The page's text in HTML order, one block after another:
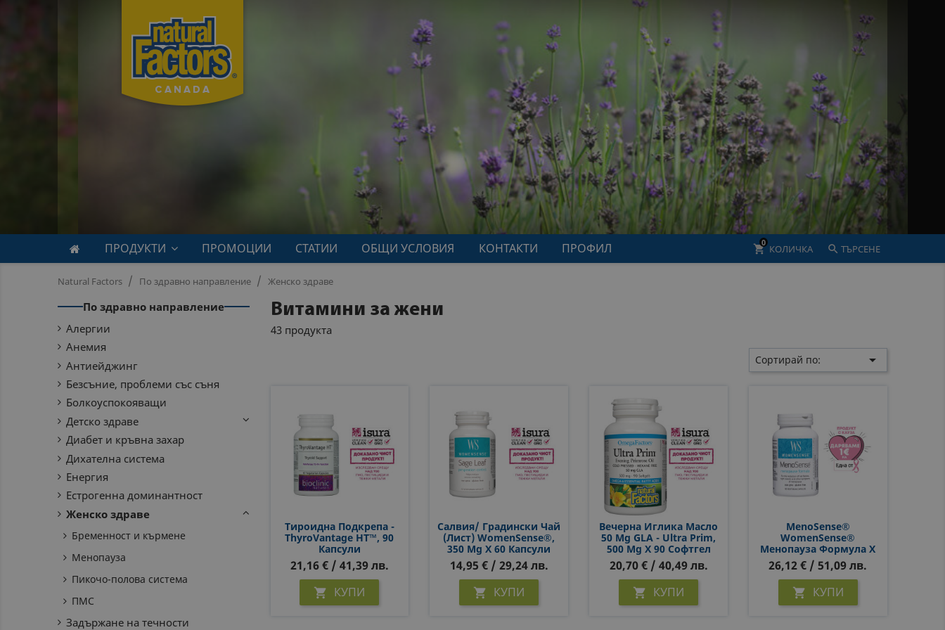
ПРОДУКТИ ПРОМОЦИИ СТАТИИ ОБЩИ УСЛОВИЯ КОНТАКТИ ПРОФИЛ  ТЪРСЕНЕ
shopping_cart КОЛИЧКА
0
Natural Factors По здравно направление Женско здраве
По здравно направление
Алергии
Анемия
Антиейджинг
Безсъние, проблеми със съня
Болкоуспокояващи
Детско здраве
Диабет и кръвна захар
Дихателна система
Енергия
Естрогенна доминантност
Женско здраве
Бременност и кърмене
Менопауза
Пикочо-полова система
ПМС
Задържане на течности
Витамини за жени
43 продукта
Сортирай по: 
Тироидна Подкрепа -
ThyroVantage HT™, 90
Капсули
21,16 € / 41,39 лв.
 КУПИ
Салвия/ Градински Чай
(лист) WomenSense®,
350 Mg Х 60 Капсули
14,95 € / 29,24 лв.
 КУПИ
Вечерна Иглика Масло
50 Mg GLA - Ultra Prim,
500 Mg Х 90 Софтгел
Капсули
20,70 € / 40,49 лв.
 КУПИ
MenoSense®
WomenSense®
Менопауза Формула Х
90 Капсули
26,12 € / 51,09 лв.
 КУПИ